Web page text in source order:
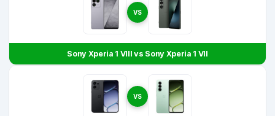
VS
Sony Xperia 1 VIII vs Sony Xperia 1 VII
VS